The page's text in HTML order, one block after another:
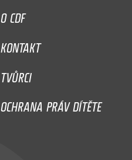
O CDF
KONTAKT
TVŮRCI
OCHRANA PRÁV DÍTĚTE